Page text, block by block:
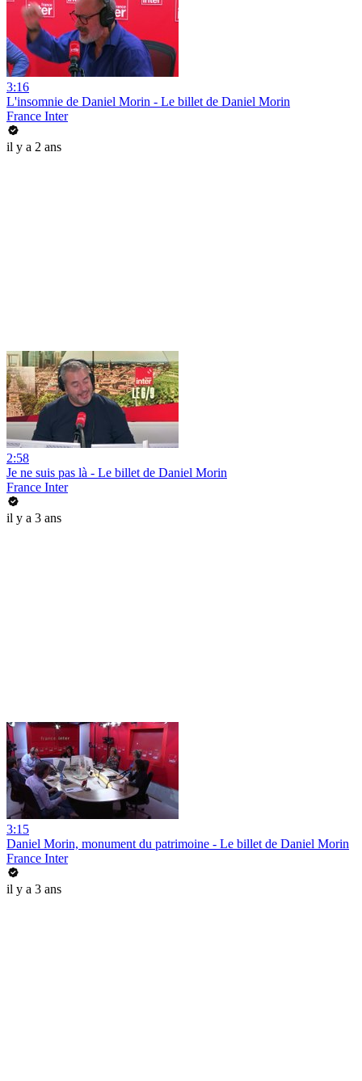
3:16
L'insomnie de Daniel Morin - Le billet de Daniel Morin
France Inter
il y a 2 ans
2:58
Je ne suis pas là - Le billet de Daniel Morin
France Inter
il y a 3 ans
3:15
Daniel Morin, monument du patrimoine - Le billet de Daniel Morin
France Inter
il y a 3 ans